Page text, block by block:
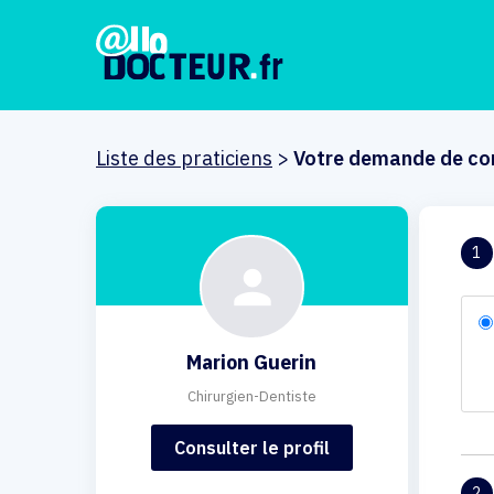
Liste des praticiens > Votre demande de
Marion Guerin
Chirurgien-Dentiste
Consulter le profil
1